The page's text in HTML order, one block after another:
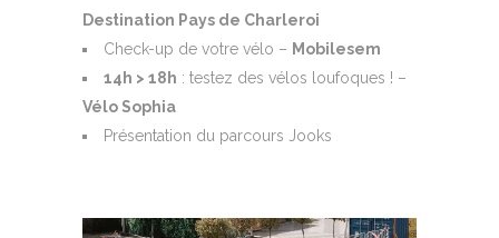
Destination Pays de Charleroi
Check-up de votre vélo – Mobilesem
14h > 18h : testez des vélos loufoques ! –
Vélo Sophia
Présentation du parcours Jooks